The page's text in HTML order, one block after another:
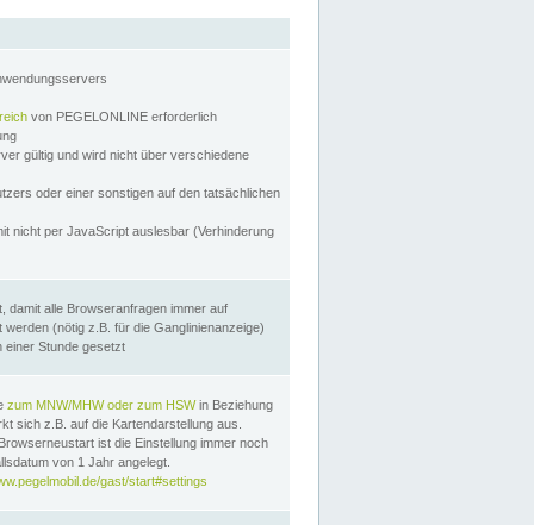
von PEGELONLINE erforderlich
gültig und wird nicht über verschiedene
oder einer sonstigen auf den tatsächlichen
nicht per JavaScript auslesbar (Verhinderung
damit alle Browseranfragen immer auf
(nötig z.B. für die Ganglinienanzeige)
einer Stunde gesetzt
zum MNW/MHW oder zum HSWin Beziehung
sich z.B. auf die Kartendarstellung aus.
ist die Einstellung immer noch
von 1 Jahr angelegt.
gast/start#settings